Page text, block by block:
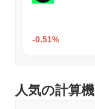
-0.51%
人気の計算機